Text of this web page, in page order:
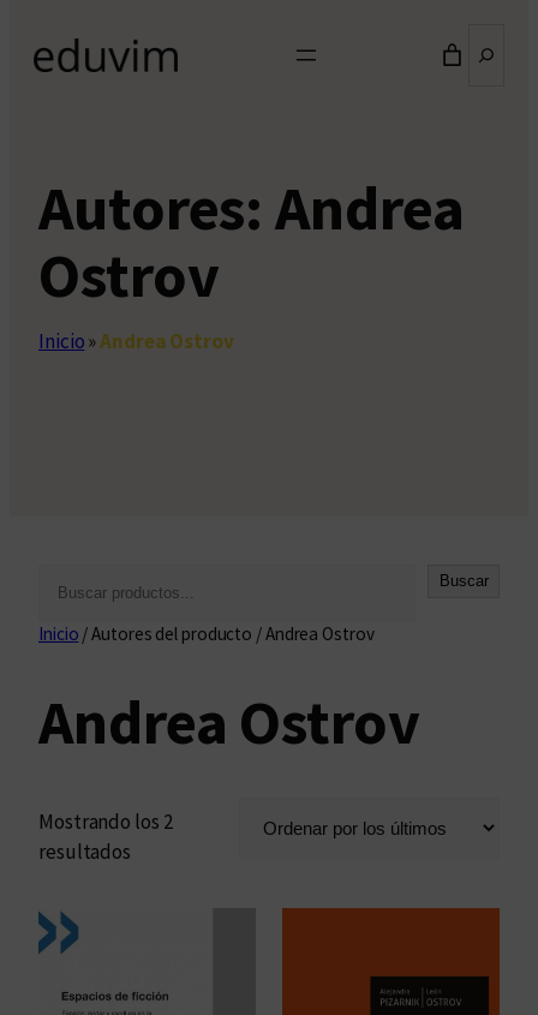
Autores:Andrea
Ostrov
Inicio»Andrea Ostrov
s
r
Buscar
Inicio / Autores del producto / Andrea Ostrov
Andrea Ostrov
Mostrando los 2
resultados
a